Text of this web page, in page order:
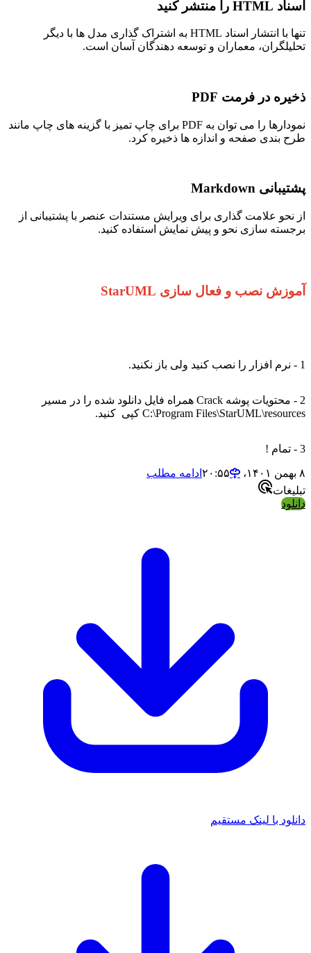
اسناد HTML را منتشر کنید
تنها با انتشار اسناد HTML به اشتراک گذاری مدل ها با دیگر
تحلیلگران، معماران و توسعه دهندگان آسان است.
ذخیره در فرمت PDF
نمودارها را می توان به PDF برای چاپ تمیز با گزینه های چاپ مانند
طرح بندی صفحه و اندازه ها ذخیره کرد.
پشتیبانی Markdown
از نحو علامت گذاری برای ویرایش مستندات عنصر با پشتیبانی از
برجسته سازی نحو و پیش نمایش استفاده کنید.
آموزش نصب و فعال سازی StarUML
1 - نرم افزار را نصب کنید ولی باز نکنید.
2 - محتویات پوشه Crack همراه فایل دانلود شده را در مسیر
C:\Program Files\StarUML\resources کپی کنید.
3 - تمام !
۸ بهمن ۱۴۰۱،‏ ۲۰:۵۵
ادامه مطلب
تبلیغات
دانلود
دانلود با لینک مستقیم